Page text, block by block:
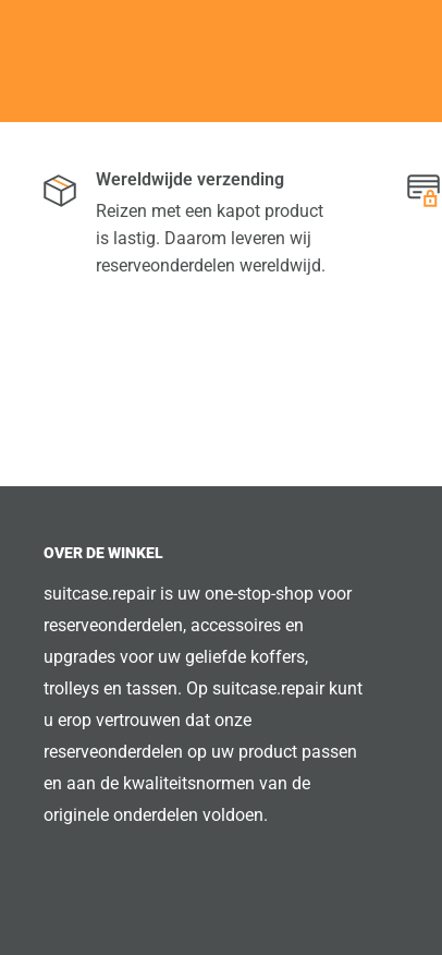
Wereldwijde verzending
Reizen met een kapot product
is lastig. Daarom leveren wij
reserveonderdelen wereldwijd.
OVER DE WINKEL
suitcase.repair is uw one-stop-shop voor
reserveonderdelen, accessoires en
upgrades voor uw geliefde koffers,
trolleys en tassen. Op suitcase.repair kunt
u erop vertrouwen dat onze
reserveonderdelen op uw product passen
en aan de kwaliteitsnormen van de
originele onderdelen voldoen.